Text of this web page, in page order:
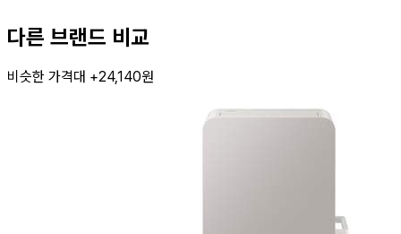
다른 브랜드 비교
비슷한 가격대 +24,140원